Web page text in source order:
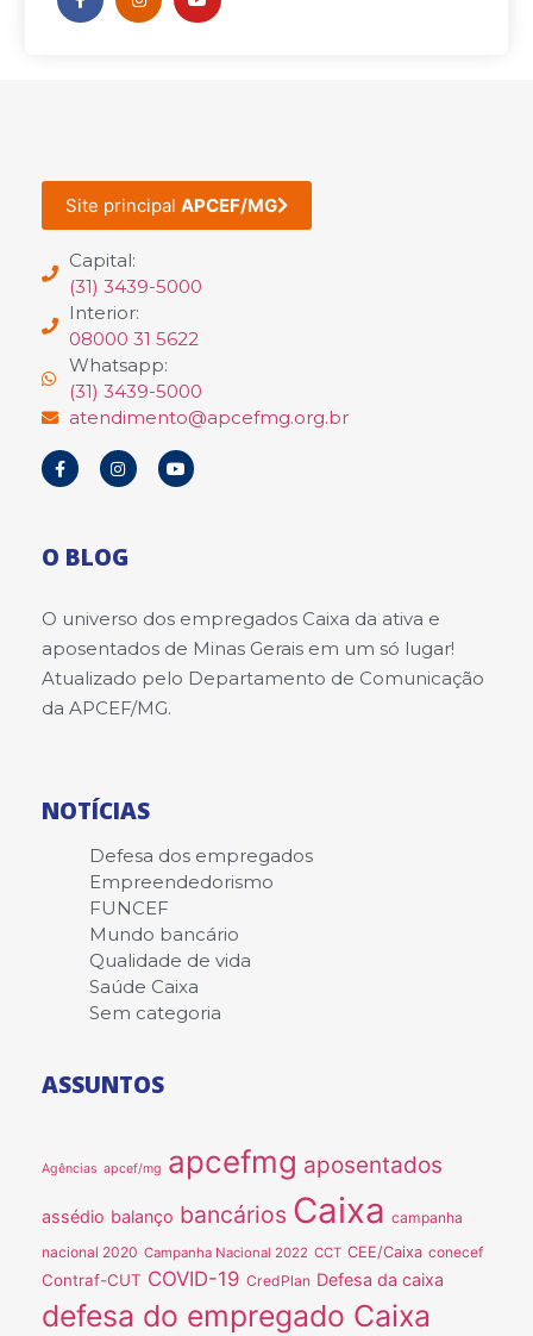
Site principal APCEF/MG
Capital:
(31) 3439-5000
Interior:
08000 31 5622
Whatsapp:
(31) 3439-5000
atendimento@apcefmg.org.br
O BLOG
O universo dos empregados Caixa da ativa e
aposentados de Minas Gerais em um só lugar!
Atualizado pelo Departamento de Comunicação
da APCEF/MG.
NOTÍCIAS
Defesa dos empregados
Empreendedorismo
FUNCEF
Mundo bancário
Qualidade de vida
Saúde Caixa
Sem categoria
ASSUNTOS
Agências apcef/mg apcefmg aposentados
assédio balanço bancários Caixa campanha
nacional 2020 Campanha Nacional 2022 CCT CEE/Caixa conecef
Contraf-CUT COVID-19 CredPlan Defesa da caixa
defesa do empregado Caixa